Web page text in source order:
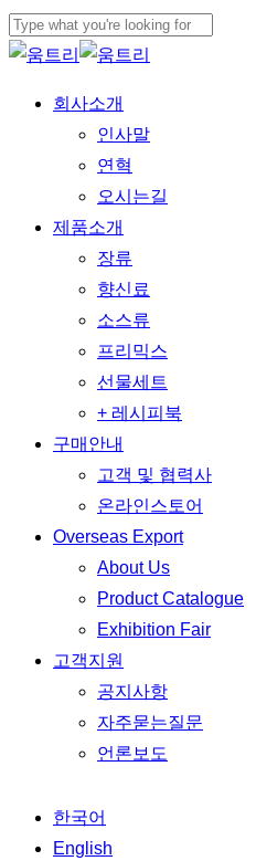
본문으로
건너뛰기
검색
메뉴
회사소개
인사말
연혁
오시는길
제품소개
장류
향신료
소스류
프리믹스
선물세트
+ 레시피북
구매안내
고객 및 협력사
온라인스토어
Overseas Export
About Us
Product Catalogue
Exhibition Fair
고객지원
공지사항
자주묻는질문
언론보도
한국어
English